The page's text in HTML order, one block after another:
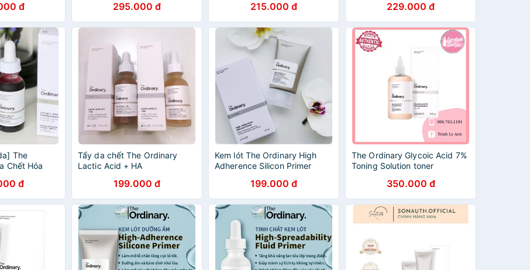
đ 295.000 đ
Solution - The Ordinary 30ml
215.000 đ
30% + BHA 2% Peeling
Solution
229.000 đ
The
Chết Hóa
+ BHA 2%
đ
Tẩy da chết The Ordinary
Lactic Acid + HA
199.000 đ
Kem lót The Ordinary High
Adherence Silicon Primer
199.000 đ
The Ordinary Glycoic Acid 7%
Toning Solution toner
350.000 đ